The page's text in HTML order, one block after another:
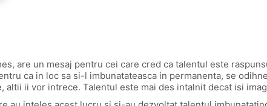
are un mesaj pentru cei care cred ca talentul este
ca in loc sa si-l imbunatateasca in permanenta, se
ii vor intrece. Talentul este mai des intalnit decat isi